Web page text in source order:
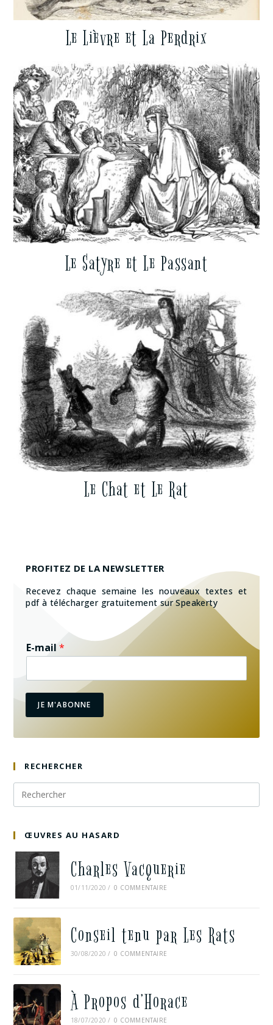
Le Lièvre et La Perdrix
Le Satyre et Le Passant
Le Chat et Le Rat
PROFITEZ DE LA NEWSLETTER
Recevez chaque semaine les nouveaux textes et
pdf à télécharger gratuitement sur Speakerty
E-mail*
JE M'ABONNE
RECHERCHER
ŒUVRES AU HASARD
Charles Vacquerie
01/11/2020 / 0 COMMENTAIRE
Conseil tenu par Les Rats
30/08/2020 / 0 COMMENTAIRE
À Propos d’Horace
18/07/2020 / 0 COMMENTAIRE